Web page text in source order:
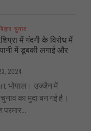
चुनाव
में गंदगी के विरोध में
में डूबकी लगाई और
2024
भोपाल। उज्जैन में
का मुदा बन गई है।